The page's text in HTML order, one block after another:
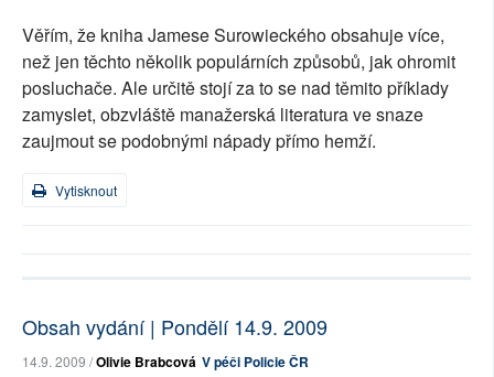
Věřím, že kniha Jamese Surowieckého obsahuje více,
než jen těchto několik populárních způsobů, jak ohromit
posluchače. Ale určitě stojí za to se nad těmito příklady
zamyslet, obzvláště manažerská literatura ve snaze
zaujmout se podobnými nápady přímo hemží.
Vytisknout
Obsah vydání | Pondělí 14.9. 2009
14.9. 2009 /Olivie Brabcová V péči Policie ČR